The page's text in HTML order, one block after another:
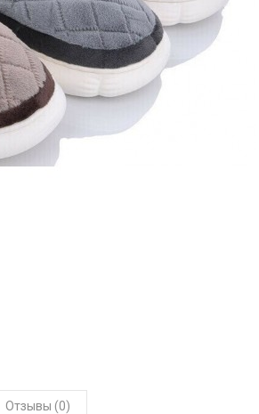
Отзывы (0)